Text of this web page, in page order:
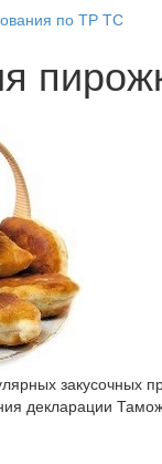
по ТР ТС
закусочных
декларации